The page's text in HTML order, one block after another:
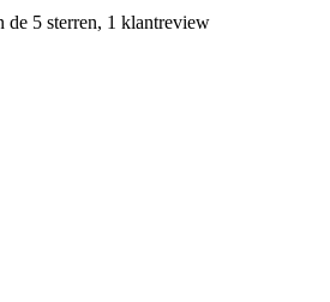
de 5 sterren, 1 klantreview